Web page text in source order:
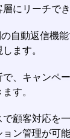
にリーチでき
自動返信機
ます。
で、キャンペ
す。
顧客対応を
ン管理が可能